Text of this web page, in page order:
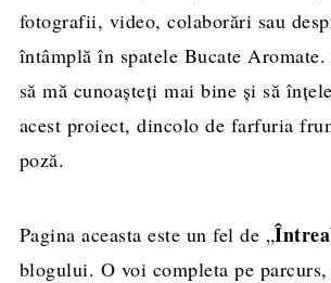
fotografii, video, colaborări sau
întâmplă în spatele Bucate Aromate.
să mă cunoașteți mai bine și să
acest proiect, dincolo de farfuria
poză.
Pagina aceasta este un fel de „
blogului. O voi completa pe parcurs,